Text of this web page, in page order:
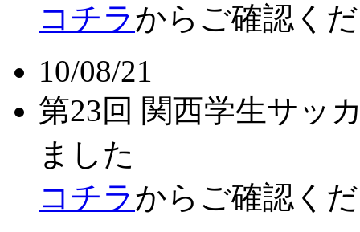
コチラからご確認く
10/08/21
第23回 関西学生サッ
ました
コチラからご確認く